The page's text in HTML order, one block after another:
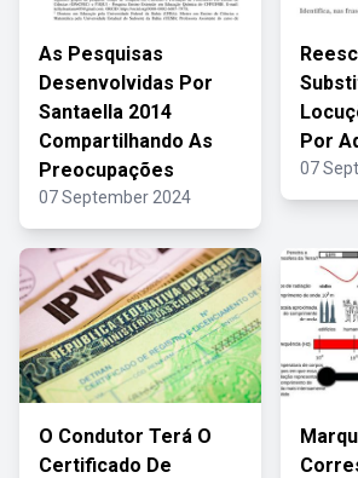
As Pesquisas
Desenvolvidas Por
Santaella 2014
Compartilhando As
Preocupações
07 September 2024
Por
07
O Condutor Terá O
Certificado De